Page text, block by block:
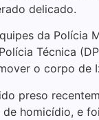
delicado.
da Polícia
Técnica
o corpo de
preso
homicídio, e